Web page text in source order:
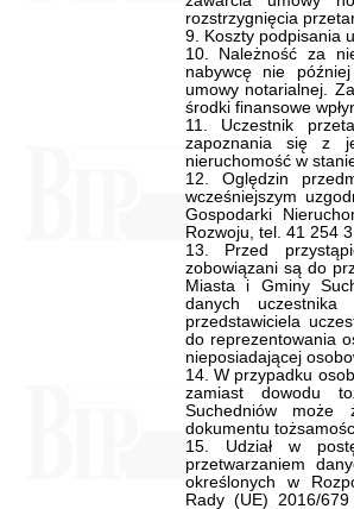
rozstrzygnięcia
9. Koszty podpisania
10. Należność za
nabywcę nie
umowy notarialnej.
środki finansowe
11. Uczestnik
zapoznania się z
nieruchomość w
12. Oględzin
wcześniejszym
Gospodarki
Rozwoju, tel. 41 254
13. Przed
zobowiązani są do
Miasta i Gminy
danych uczestnika
przedstawiciela
do reprezentowania
nieposiadającej
14. W przypadku
zamiast dowodu
Suchedniów może
dokumentu
15. Udział w
przetwarzaniem
określonych w
Rady (UE) 2016/